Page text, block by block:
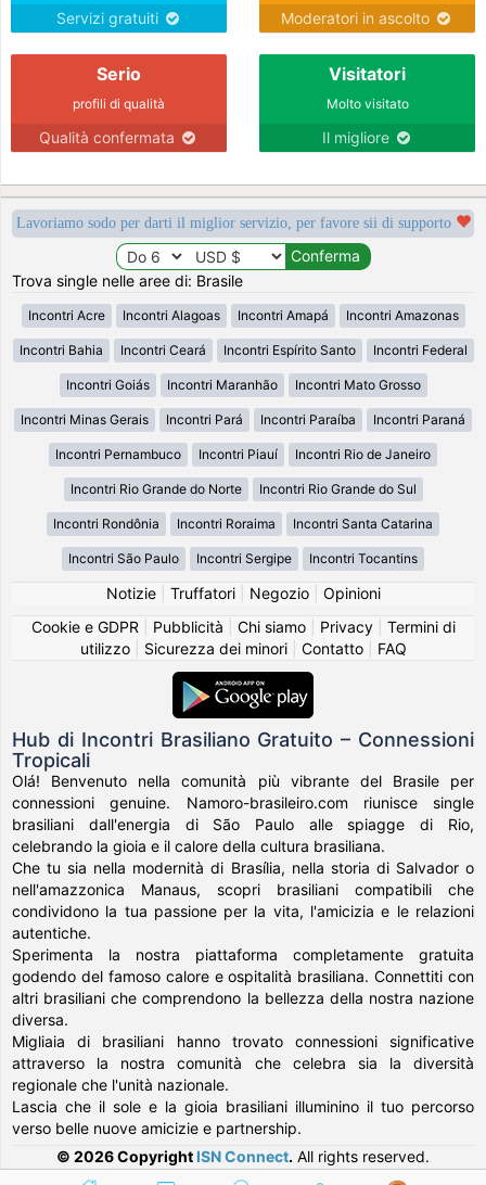
Servizi gratuiti Moderatori in ascolto
Serio
profili di qualità
Qualità confermata
Visitatori
Molto visitato
Il migliore
Lavoriamo sodo per darti il miglior servizio, per favore sii di supporto
Trova single nelle aree di: Brasile
Incontri Acre Incontri Alagoas Incontri Amapá Incontri Amazonas
Incontri Bahia Incontri Ceará Incontri Espírito Santo Incontri Federal
Incontri Goiás Incontri Maranhão Incontri Mato Grosso
Incontri Minas Gerais Incontri Pará Incontri Paraíba Incontri Paraná
Incontri Pernambuco Incontri Piauí Incontri Rio de Janeiro
Incontri Rio Grande do Norte Incontri Rio Grande do Sul
Incontri Rondônia Incontri Roraima Incontri Santa Catarina
Incontri São Paulo Incontri Sergipe Incontri Tocantins
Notizie| Truffatori| Negozio| Opinioni
Cookie e GDPR
Pubblicità Chi siamo| Privacy| Termini di
utilizzo| Sicurezza dei minori| Contatto| FAQ
Hub di Incontri Brasiliano Gratuito – Connessioni
Tropicali
Olá! Benvenuto nella comunità più vibrante del Brasile per
connessioni genuine. Namoro-brasileiro.com riunisce single
brasiliani dall'energia di São Paulo alle spiagge di Rio,
celebrando la gioia e il calore della cultura brasiliana.
Che tu sia nella modernità di Brasília, nella storia di Salvador o
nell'amazzonica Manaus, scopri brasiliani compatibili che
condividono la tua passione per la vita, l'amicizia e le relazioni
autentiche.
Sperimenta la nostra piattaforma completamente gratuita
godendo del famoso calore e ospitalità brasiliana. Connettiti con
altri brasiliani che comprendono la bellezza della nostra nazione
diversa.
Migliaia di brasiliani hanno trovato connessioni significative
attraverso la nostra comunità che celebra sia la diversità
regionale che l'unità nazionale.
Lascia che il sole e la gioia brasiliani illuminino il tuo percorso
verso belle nuove amicizie e partnership.
© 2026 Copyright ISN Connect. All rights reserved.